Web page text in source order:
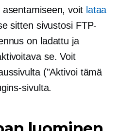
voit lataa
sitten sivustosi FTP-
on ladattu ja
se. Voit
("Aktivoi tämä
sivulta.